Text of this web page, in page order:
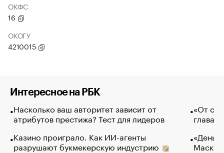
ОКФС
16
ОКОГУ
4210015
Интересное на РБК
Насколько ваш авторитет зависит от
атрибутов престижа? Тест для лидеров
Казино проиграло. Как ИИ-агенты
разрушают букмекерскую индустрию
«От
глава
Маск в